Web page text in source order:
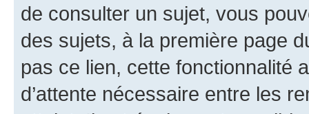
de consulter un sujet, vous
des sujets, à la première page
pas ce lien, cette fonctionnalité
d’attente nécessaire entre les